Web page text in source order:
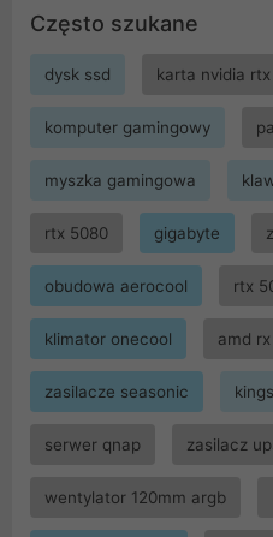
Często szukane
dysk ssd karta nvidia rtx
komputer gamingowy
myszka gamingowa
rtx 5080 gigabyte
obudowa aerocool rtx
klimator onecool amd
zasilacze seasonic
serwer qnap zasilacz
wentylator 120mm argb